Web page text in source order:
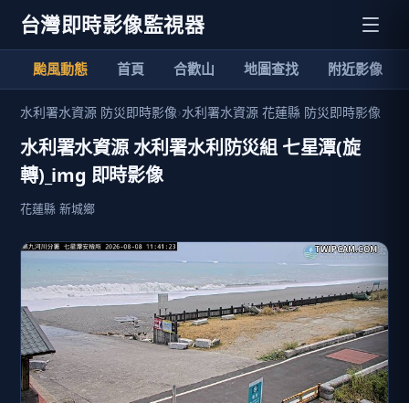
台灣即時影像監視器
颱風動態 首頁 合歡山 地圖查找 附近影像
水利署水資源 防災即時影像›水利署水資源 花蓮縣 防災即時影像
水利署水資源 水利署水利防災組 七星潭(旋
轉)_img 即時影像
花蓮縣 新城鄉